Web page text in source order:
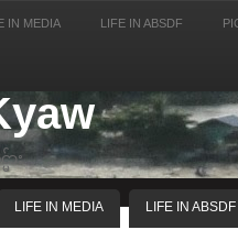
IN MEDIA LIFE IN ABSDF
း
LIFE IN MEDIA LIFE IN ABSDF